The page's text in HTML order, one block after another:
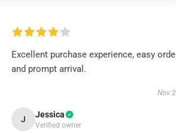
Excellent purchase experience, easy
and prompt arrival.
Nov
J Jessica
Verified owner